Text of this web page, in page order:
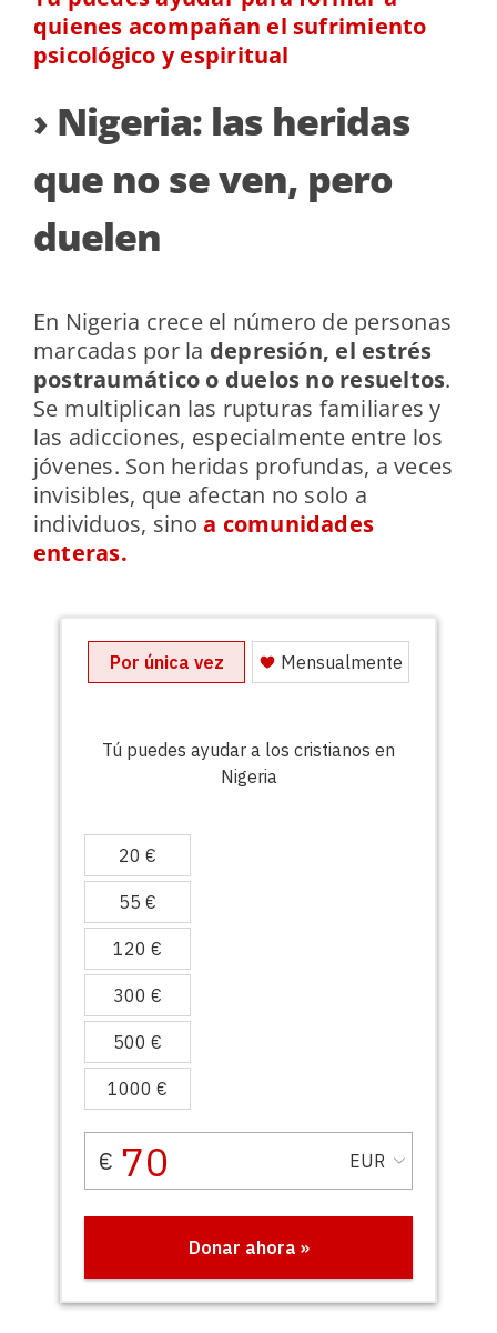
quienes acompañan el sufrimiento
psicológico y espiritual
› Nigeria: las heridas
que no se ven, pero
duelen
En Nigeria crece el número de personas
marcadas por la depresión, el estrés
postraumático o duelos no resueltos.
Se multiplican las rupturas familiares y
las adicciones, especialmente entre los
jóvenes. Son heridas profundas, a veces
invisibles, que afectan no solo a
individuos, sinoa comunidades
enteras.